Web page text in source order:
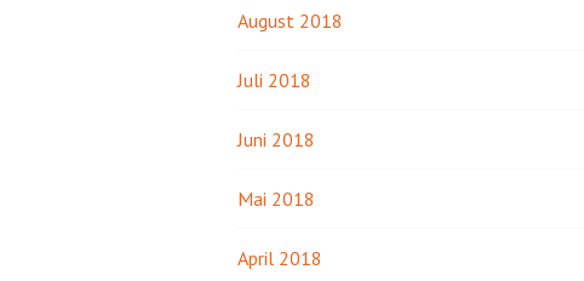
August 2018
Juli 2018
Juni 2018
Mai 2018
April 2018